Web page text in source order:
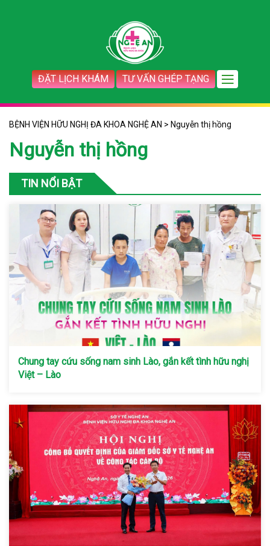
ĐẶT LỊCH KHÁM TƯ VẤN GHÉP TẠNG
BỆNH VIỆN HỮU NGHỊ ĐA KHOA NGHỆ AN > Nguyễn thị hồng
Nguyễn thị hồng
TIN NỔI BẬT
Chung tay cứu sống nam sinh Lào, gắn kết tình hữu nghị
Việt – Lào